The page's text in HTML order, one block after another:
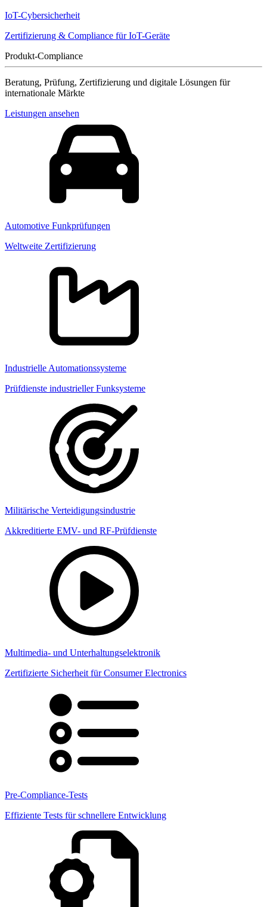
IoT-Cybersicherheit
Zertifizierung & Compliance für IoT-Geräte
Produkt-Compliance
Beratung, Prüfung, Zertifizierung und digitale Lösungen für
internationale Märkte
Leistungen ansehen
Automotive Funkprüfungen
Weltweite Zertifizierung
Industrielle Automationssysteme
Prüfdienste industrieller Funksysteme
Militärische Verteidigungsindustrie
Akkreditierte EMV- und RF-Prüfdienste
Multimedia- und Unterhaltungselektronik
Zertifizierte Sicherheit für Consumer Electronics
Pre-Compliance-Tests
Effiziente Tests für schnellere Entwicklung